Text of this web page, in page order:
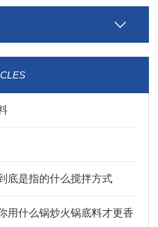
底是指的什么搅拌方式
用什么锅炒火锅底料才更香